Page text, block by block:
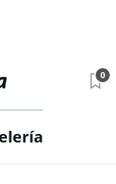
0